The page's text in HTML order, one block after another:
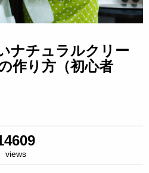
ナチュラルクリー
作り方（初心者
views